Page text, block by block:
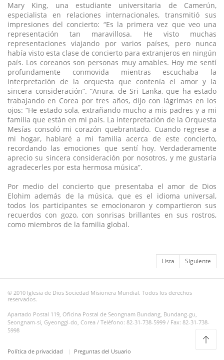
Mary King, una estudiante universitaria de Camerún,
especialista en relaciones internacionales, transmitió sus
impresiones del concierto: “Es la primera vez que veo una
representación tan maravillosa. He visto muchas
representaciones viajando por varios países, pero nunca
había visto esta clase de concierto para extranjeros en ningún
país. Los coreanos son personas muy amables. Hoy me sentí
profundamente conmovida mientras escuchaba la
interpretación de la orquesta que contenía el amor y la
sincera consideración”. “Anura, de Sri Lanka, que ha estado
trabajando en Corea por tres años, dijo con lágrimas en los
ojos: “He estado sola, extrañando mucho a mis padres y a mi
familia que están en mi país. La interpretación de la Orquesta
Mesías consoló mi corazón quebrantado. Cuando regrese a
mi hogar, hablaré a mi familia acerca de este concierto,
recordando las emociones que sentí hoy. Verdaderamente
aprecio su sincera consideración por nosotros, y me gustaría
agradecerles por esta hermosa música”.
Por medio del concierto que presentaba el amor de Dios
Elohim además de la música, que es el idioma universal,
todos los participantes se emocionaron y compartieron sus
recuerdos con gozo, con sonrisas brillantes en sus rostros,
como miembros de la familia global.
Lista Siguiente
© 2010 Iglesia de Dios Sociedad Misionera Mundial. Todos los derechos
reservados.
Apartado Postal 119, Oficina Postal de Seongnam Bundang, Bundang-gu,
Seongnam-si, Gyeonggi-do, Corea / Teléfono: 82-31-738-5999 / Fax: 82-31-738-
5998
Política de privacidad Preguntas del Usuario